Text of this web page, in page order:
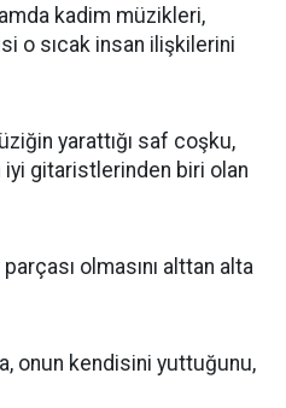
kadim müzikleri,
o sıcak insan ilişkilerini
yarattığı saf coşku,
iyi gitaristlerinden biri olan
olmasını alttan alta
onun kendisini yuttuğunu,